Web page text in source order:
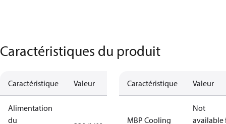
Caractéristiques du produit
Caractéristique Valeur
Alimentation
du
Caractéristique Valeur
MBP Cooling
Not
available